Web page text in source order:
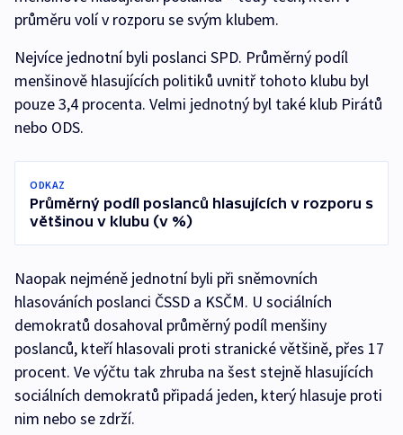
průměru volí v rozporu se svým klubem.
Nejvíce jednotní byli poslanci SPD. Průměrný podíl
menšinově hlasujících politiků uvnitř tohoto klubu byl
pouze 3,4 procenta. Velmi jednotný byl také klub Pirátů
nebo ODS.
ODKAZ
Průměrný podíl poslanců hlasujících v rozporu s
většinou v klubu (v %)
Naopak nejméně jednotní byli při sněmovních
hlasováních poslanci ČSSD a KSČM. U sociálních
demokratů dosahoval průměrný podíl menšiny
poslanců, kteří hlasovali proti stranické většině, přes 17
procent. Ve výčtu tak zhruba na šest stejně hlasujících
sociálních demokratů připadá jeden, který hlasuje proti
nim nebo se zdrží.